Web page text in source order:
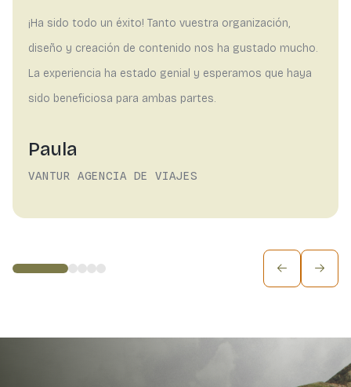
¡Ha sido todo un éxito! Tanto vuestra organización,
diseño y creación de contenido nos ha gustado mucho.
La experiencia ha estado genial y esperamos que haya
sido beneficiosa para ambas partes.
Paula
VANTUR AGENCIA DE VIAJES